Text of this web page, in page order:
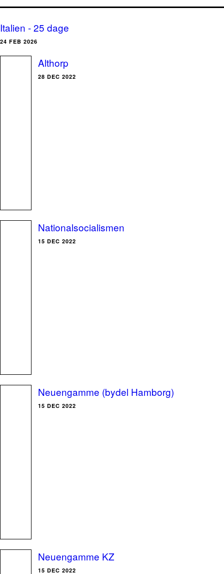
Italien - 25 dage
24 FEB 2026
Althorp
28 DEC 2022
Nationalsocialismen
15 DEC 2022
Neuengamme (bydel Hamborg)
15 DEC 2022
Neuengamme KZ
15 DEC 2022